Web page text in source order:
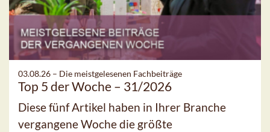
03.08.26 – Die meistgelesenen Fachbeiträge
Top 5 der Woche – 31/2026
Diese fünf Artikel haben in Ihrer Branche
vergangene Woche die größte